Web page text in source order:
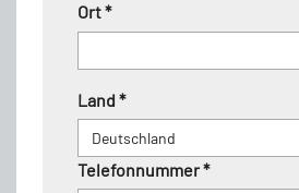
Ort *
Land *
Telefonnummer *